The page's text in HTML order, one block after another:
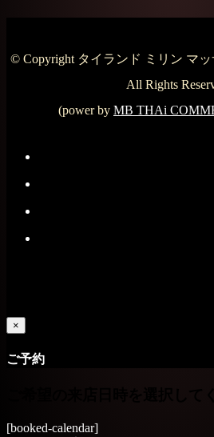
© Copyright タイランド ミリン マ
All Rights
(power by MB THAi
×
ご予約
[booked-calendar]